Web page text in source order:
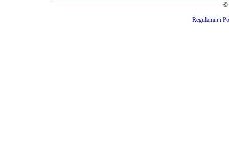
©
Regulamin i